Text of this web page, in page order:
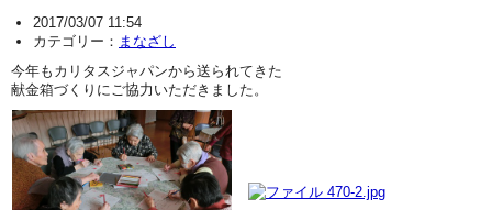
2017/03/07 11:54
カテゴリー： まなざし
今年もカリタスジャパンから送られてきた
献金箱づくりにご協力いただきました。